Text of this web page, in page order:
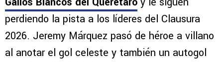
perdiendo la pista a los líderes del Clausura
2026. Jeremy Márquez pasó de héroe a villano
al anotar el gol celeste y también un autogol